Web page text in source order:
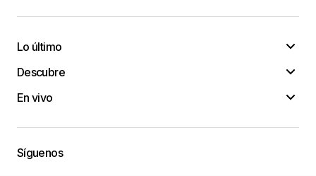
Lo último
Descubre
En vivo
Síguenos